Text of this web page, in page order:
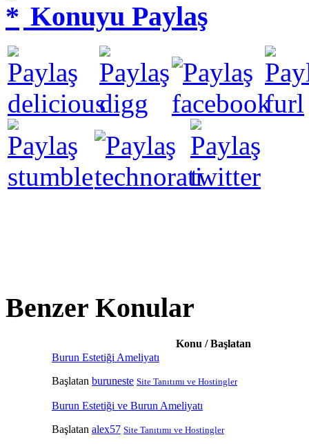
Konuyu Paylaş
Benzer Konular
Konu / Başlatan
Burun Estetiği Ameliyatı
Başlatan buruneste Site Tanıtımı ve Hostingler
Burun Estetiği ve Burun Ameliyatı
Başlatan alex57 Site Tanıtımı ve Hostingler